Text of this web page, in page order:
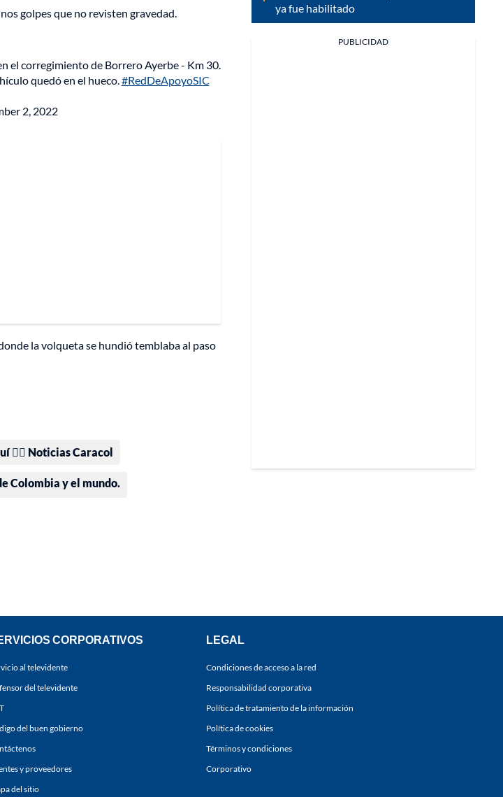
golpes que no revisten gravedad.
el corregimiento de Borrero Ayerbe - Km 30.
quedó en el hueco.#RedDeApoyoSIC
2, 2022
la volqueta se hundió temblaba al paso
👉🏻 Noticias Caracol
Colombia y el mundo.
ya fue habilitado
PUBLICIDAD
CORPORATIVOS
al televidente
del televidente
del buen gobierno
y proveedores
del sitio
LEGAL
Condiciones de acceso a la red
Responsabilidad corporativa
Política de tratamiento de la información
Política de cookies
Términos y condiciones
Corporativo